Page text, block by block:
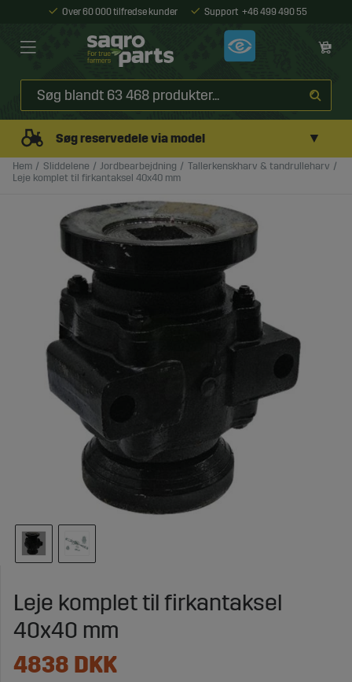
Over 60 000 tilfredse kunder Support +46 499 490 55
Søg reservedele via model ▼
Hem Sliddelene Jordbearbejdning
Tallerkenskharv & tandrulleharv
Leje komplet til firkantaksel 40x40 mm
Leje komplet til firkantaksel
40x40 mm
4838 DKK